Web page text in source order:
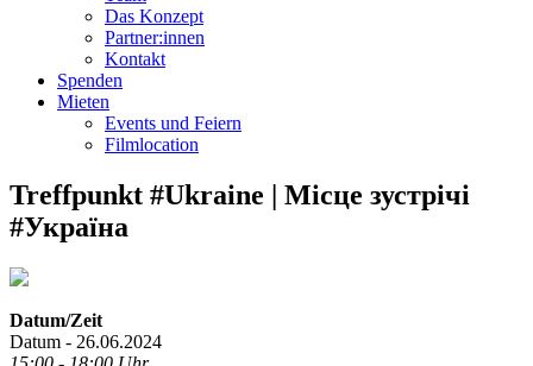
Das Konzept
Partner:innen
Kontakt
Spenden
Mieten
Events und Feiern
Filmlocation
Treffpunkt #Ukraine | Місце зустрічі
#Україна
Datum/Zeit
Datum - 26.06.2024